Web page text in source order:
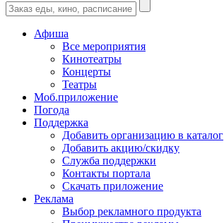
Афиша
Все мероприятия
Кинотеатры
Концерты
Театры
Моб.приложение
Погода
Поддержка
Добавить организацию в каталог
Добавить акцию/скидку
Служба поддержки
Контакты портала
Скачать приложение
Реклама
Выбор рекламного продукта